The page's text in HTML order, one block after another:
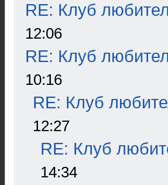
RE: Клуб
12:06
RE: Клуб
10:16
RE: Клуб
12:27
RE: Клуб
14:34